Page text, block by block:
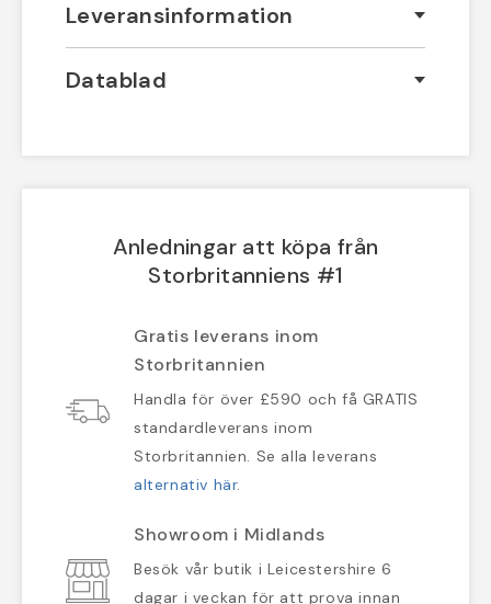
Leveransinformation
Datablad
Anledningar att köpa från
Storbritanniens #1
Gratis leverans inom
Storbritannien
Handla för över £590 och få GRATIS
standardleverans inom
Storbritannien. Se alla leverans
alternativ här.
Showroom i Midlands
Besök vår butik i Leicestershire 6
dagar i veckan för att prova innan